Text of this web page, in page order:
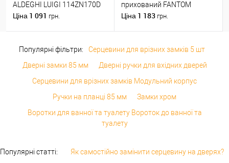
ALDEGHI LUIGI 114ZN170D
правий ZN чорний цинк
Ціна 1 091 грн.
прихований FANTOM
PREMIUM магнітний
Ціна 1 183 грн.
Популярні фільтри:
Серцевини для врізних замків 5 шт
Дверні замки 85 мм
Дверні ручки для вхідних дверей
Серцевини для врізних замків Модульний корпус
Ручки на планці 85 мм
Замки хром
Воротки для ванної та туалету Вороток до ванної та
туалету
Популярні статті:
Як самостійно замінити серцевину на дверях?